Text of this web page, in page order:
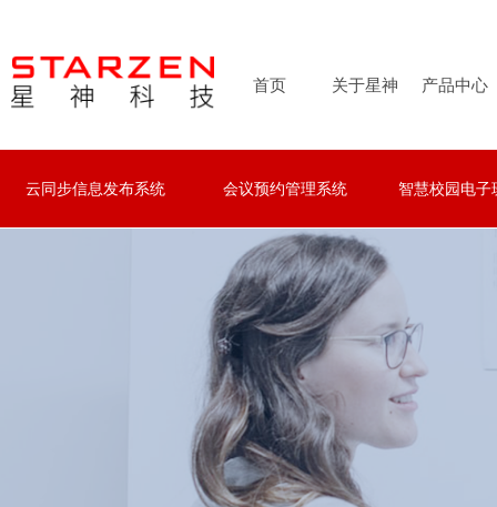
首页 关于星神 产品中心
云同步信息发布系统 会议预约管理系统
会议预约管理系统
智慧校园电子